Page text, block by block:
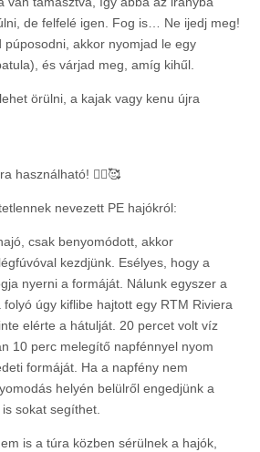
de felfelé igen. Fog is… Ne ijedj meg!
púposodni, akkor nyomjad le egy
és várjad meg, amíg kihűl.
örülni, a kajak vagy kenu újra
használható! 🚣‍♀️🥰
nevezett PE hajókról:
csak benyomódott, akkor
kezdjünk. Esélyes, hogy a
nyerni a formáját. Nálunk egyszer a
úgy kiflibe hajtott egy RTM Riviera
elérte a hátulját. 20 percet volt víz
10 perc melegítő napfénnyel nyom
formáját. Ha a napfény nem
helyén belülről engedjünk a
sokat segíthet.
is a túra közben sérülnek a hajók,